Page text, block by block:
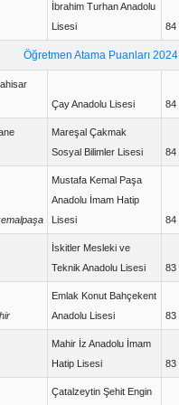
İbrahim Turhan Anadolu
Lisesi
84
Öğretmen Atama Puanları 2024
Çay Anadolu Lisesi 84
Mareşal Çakmak
Sosyal Bilimler Lisesi
84
Mustafa Kemal Paşa
Anadolu İmam Hatip
Lisesi
84
İskitler Mesleki ve
Teknik Anadolu Lisesi
83
Emlak Konut Bahçekent
Anadolu Lisesi
83
Mahir İz Anadolu İmam
Hatip Lisesi
83
Çatalzeytin Şehit Engin